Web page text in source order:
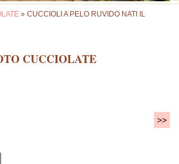
» CUCCIOLI A PELO RUVIDO NATI IL
CUCCIOLATE
>>